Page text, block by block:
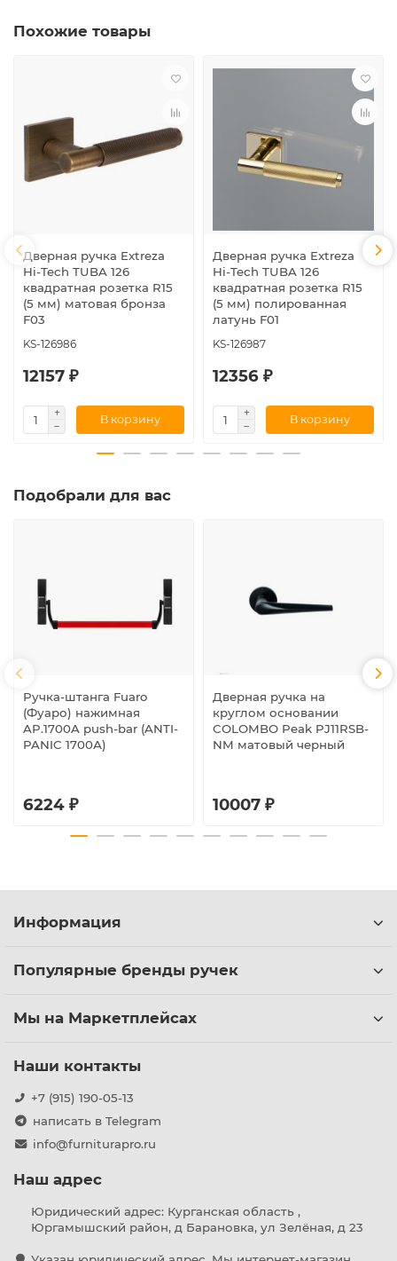
Похожие товары
Дверная ручка Extreza
Hi-Tech TUBA 126
квадратная розетка R15
(5 мм) матовая бронза
F03
KS-126986
12157 ₽
В корзину
Дверная ручка Extreza
Hi-Tech TUBA 126
квадратная розетка R15
(5 мм) полированная
латунь F01
KS-126987
12356 ₽
В корзину
Подобрали для вас
Ручка-штанга Fuaro
(Фуаро) нажимная
AP.1700A push-bar (ANTI-
PANIC 1700А)
6224 ₽
Дверная ручка на
круглом основании
COLOMBO Peak PJ11RSB-
NM матовый черный
10007 ₽
Информация
Популярные бренды ручек
Мы на Маркетплейсах
Наши контакты
+7 (915) 190-05-13
написать в Telegram
info@furniturapro.ru
Наш адрес
Юридический адрес: Курганская область ,
Юргамышский район, д Барановка, ул Зелёная, д 23